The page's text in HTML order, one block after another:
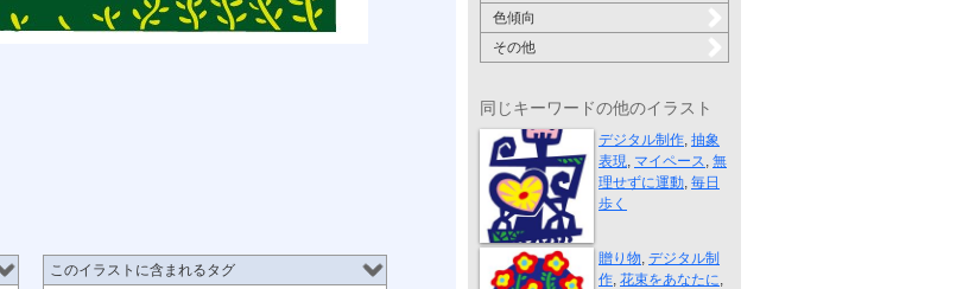
このイラストに含まれるタグ
色傾向
その他
同じキーワードの他のイラスト
マイペース
デジタル制作, 抽象
表現, マイペース, 無
理せずに運動, 毎日
歩く
花束をあなたに
贈り物, デジタル制
作, 花束をあなたに,